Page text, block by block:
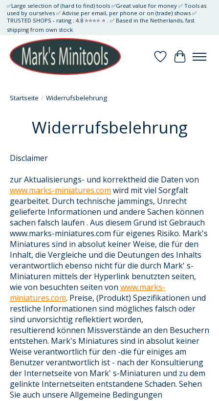
✅Large selection of (hard to find) tools ✅Great value for money ✅ Tools as
used by ourselves ✅ Advise per email, per phone or on (trade) shows ✅
TRUSTED SHOPS - rating : 4.8 ⭐⭐⭐⭐ ⭐ . ✅ Based in the Netherlands, fast
shipping from own stock
Wunschzettel
Ihr
Startseite / Widerrufsbelehrung
Widerrufsbelehrung
Disclaimer
zur Aktualisierungs- und korrektheid die Daten von
www.marks-miniatures.com wird mit viel Sorgfalt
gearbeitet. Durch technische jammings, Unrecht
gelieferte Informationen und andere Sachen können
sachen falsch laufen . Aus diesem Grund ist Gebrauch
www.marks-miniatures.com für eigenes Risiko. Mark's
Miniatures sind in absolut keiner Weise, die für den
Inhalt, die Vergleiche und die Deutungen des Inhalts
verantwortlich ebenso nicht für die durch Mark' s-
Miniaturen mittels der Hyperlink benutzten seiten,
wie von besuchten seiten von www.marks-
miniatures.com. Preise, (Produkt) Spezifikationen und
restliche Informationen sind mögliches falsch oder
sind unvorsichtig reflektiert worden,
resultierend können Missverstände an den Besuchern
entstehen. Mark's Miniatures sind in absolut keiner
Weise verantwortlich für den -die für einiges am
Benutzer verantwortlich ist - nach der Konsultierung
der Internetseite von Mark' s-Miniaturen und zu dem
gelinkte Internetseiten entstandene Schaden. Sehen
Sie auch unsere Allgemeine Bedingungen